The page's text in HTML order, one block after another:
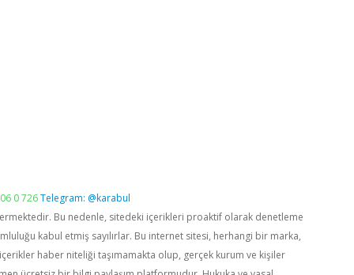
0 726Telegram: @karabul
Bu nedenle, sitedeki içerikleri proaktif olarak denetleme
kabul etmiş sayılırlar. Bu internet sitesi, herhangi bir marka,
haber niteliği taşımamakta olup, gerçek kurum ve kişiler